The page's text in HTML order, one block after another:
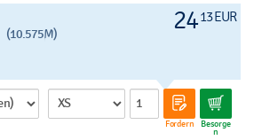
2413 EUR
(10.575M)
Fordern Besorge
n